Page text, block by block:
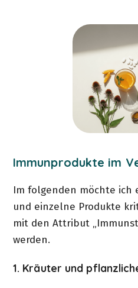
Immunprodukte im
Im folgenden möchte ich
und einzelne Produkte
mit den Attribut
werden.
1. Kräuter und